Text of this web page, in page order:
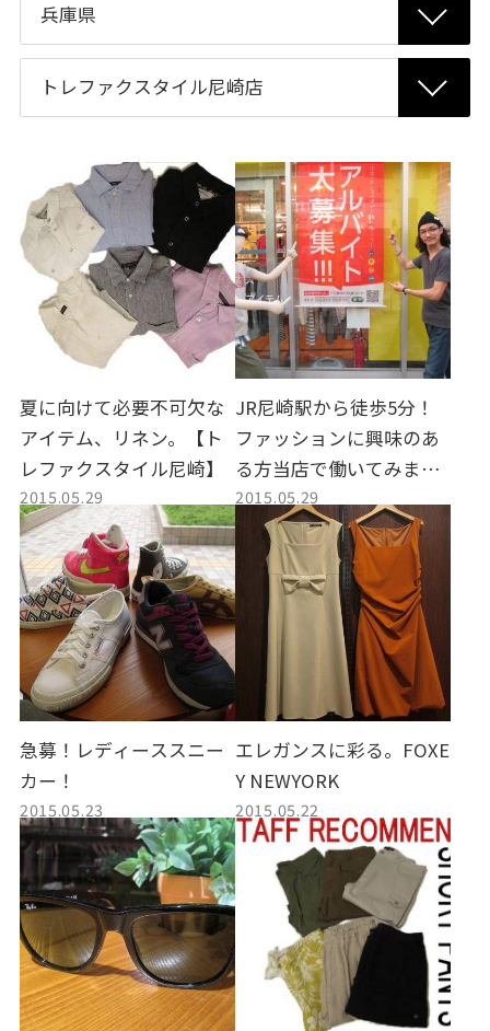
夏に向けて必要不可欠な
アイテム、リネン。【ト
レファクスタイル尼崎】
2015.05.29
JR尼崎駅から徒歩5分！
ファッションに興味のあ
る方当店で働いてみませ
んか?
2015.05.29
急募！レディーススニー
カー！
2015.05.23
エレガンスに彩る。FOXE
Y NEWYORK
2015.05.22